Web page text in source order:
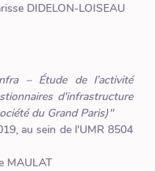
DIDELON-LOISEAU
– Étude de l’activité
d'infrastructure
du Grand Paris)"
au sein de l'UMR 8504
MAULAT